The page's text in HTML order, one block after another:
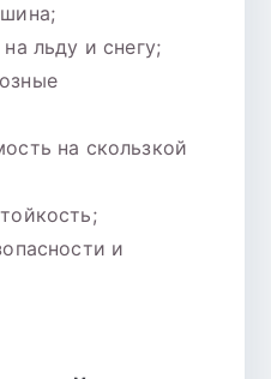
льду и снегу;
на скользкой
и